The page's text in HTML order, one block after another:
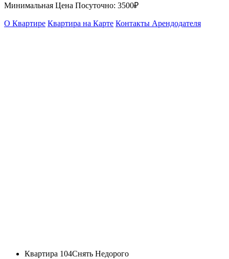
Минимальная Цена Посуточно: 3500₽
О Квартире Квартира на Карте Контакты Арендодателя
Квартира 104Снять Недорого